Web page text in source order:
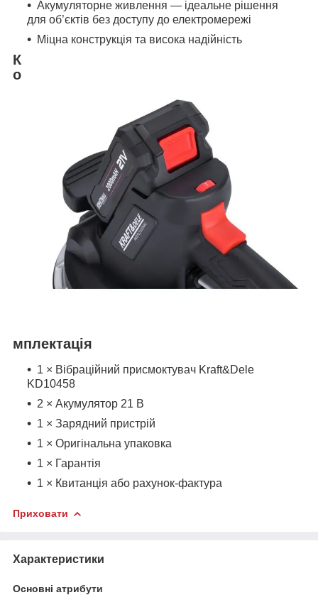
Акумуляторне живлення — ідеальне рішення
для об’єктів без доступу до електромережі
Міцна конструкція та висока надійність
К
о
мплектація
1 × Вібраційний присмоктувач Kraft&Dele
KD10458
2 × Акумулятор 21 В
1 × Зарядний пристрій
1 × Оригінальна упаковка
1 × Гарантія
1 × Квитанція або рахунок-фактура
Приховати
Характеристики
Основні атрибути